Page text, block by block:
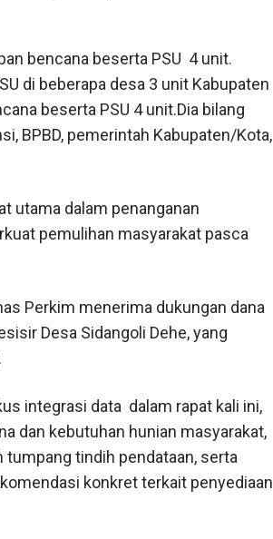
bencana beserta PSU 4 unit.
di beberapa desa 3 unit Kabupaten
beserta PSU 4 unit.Dia bilang
BPBD, pemerintah Kabupaten/Kota,
utama dalam penanganan
pemulihan masyarakat pasca
Perkim menerima dukungan dana
Desa Sidangoli Dehe, yang
integrasi data dalam rapat kali ini,
dan kebutuhan hunian masyarakat,
tumpang tindih pendataan, serta
konkret terkait penyediaan